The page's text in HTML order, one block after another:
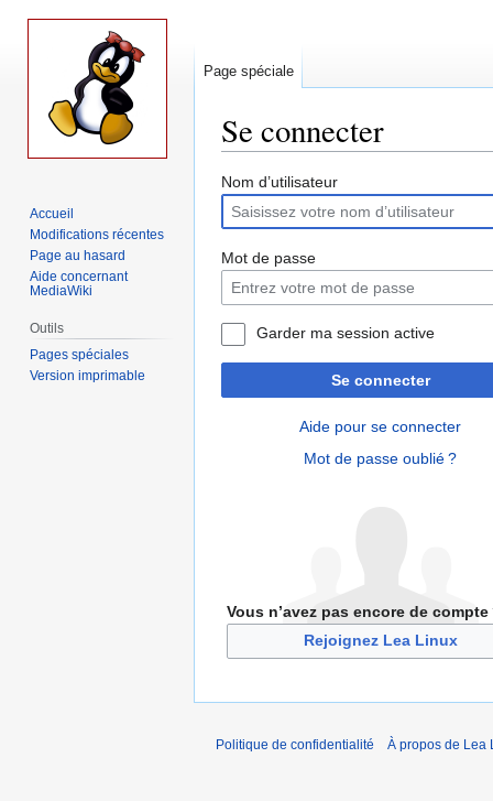
Se connecter
Aller
la
navigation
Aller
la
recherche
Nom d’utilisateur
Mot de passe
Garder ma session active
Se connecter
Aide pour se connecter
Mot de passe oublié ?
Vous n’avez pas encore de compte
Rejoignez Lea Linux
Page spéciale
Accueil
Modifications récentes
Page au hasard
Aide concernant
MediaWiki
Outils
Pages spéciales
Version imprimable
Politique de confidentialité À propos de Lea